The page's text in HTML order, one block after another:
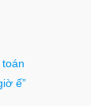
ế”